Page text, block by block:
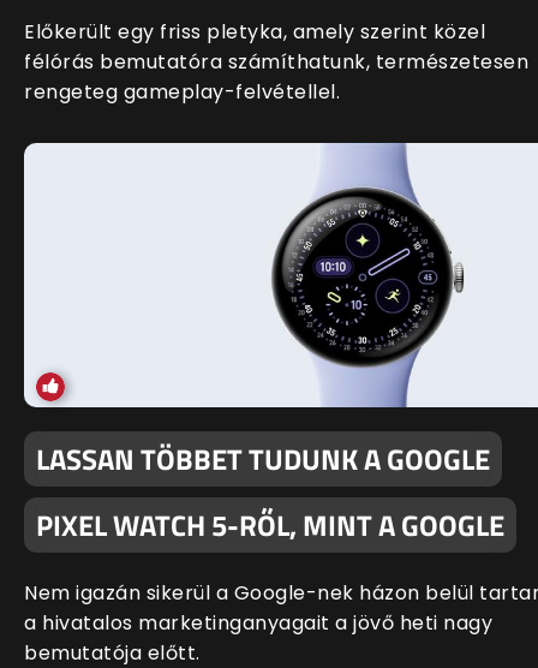
Előkerült egy friss pletyka, amely szerint közel
félórás bemutatóra számíthatunk, természetesen
rengeteg gameplay-felvétellel.
LASSAN TÖBBET TUDUNK A GOOGLE
PIXEL WATCH 5-RŐL, MINT A GOOGLE
Nem igazán sikerül a Google-nek házon belül
a hivatalos marketinganyagait a jövő heti nagy
bemutatója előtt.